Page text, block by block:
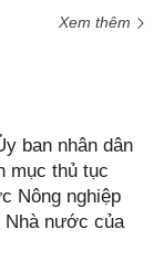
Xem thêm
ban nhân dân
mục thủ tục
Nông nghiệp
Nhà nước của